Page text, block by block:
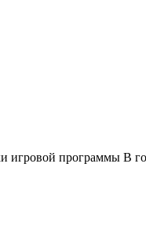
игровой программы В